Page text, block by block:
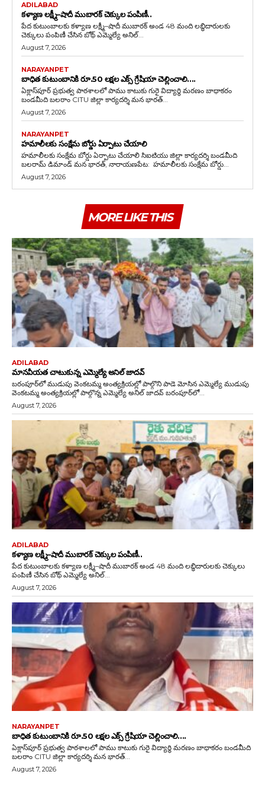
ADILABAD
కళ్యాణ లక్ష్మీ–షాదీ ముబారక్ చెక్కుల పంపిణీ..
పేద కుటుంబాలకు కళ్యాణ లక్ష్మీ–షాదీ ముబారక్ అండ 48 మంది లబ్ధిదారులకు
చెక్కులు పంపిణీ చేసిన బోథ్ ఎమ్మెల్యే అనిల్...
August 7, 2026
NARAYANPET
బాధిత కుటుంబానికి రూ.50 లక్షల ఎక్స్ గ్రేషియా చెల్లించాలి….
ఏక్లాస్‌పూర్ ప్రభుత్వ పాఠశాలలో పాము కాటుకు గురై విద్యార్థి మరణం బాధాకరం
బండమీది బలరాం CITU జిల్లా కార్యదర్శి మన భారత్...
August 7, 2026
NARAYANPET
హమాలీలకు సంక్షేమ బోర్డు ఏర్పాటు చేయాలి
హమాలీలకు సంక్షేమ బోర్డు ఏర్పాటు చేయాలి సిఐటియు జిల్లా కార్యదర్శి బండమీది
బలరామ్ డిమాండ్ మన భారత్, నారాయణపేట: హమాలీలకు సంక్షేమ బోర్డు...
August 7, 2026
MORE LIKE THIS
ADILABAD
మానవీయత చాటుకున్న ఎమ్మెల్యే అనిల్ జాదవ్
బరంపూర్‌లో ముడుపు వెంకటమ్మ అంత్యక్రియల్లో పాల్గొని పాడె మోసిన ఎమ్మెల్యే ముడుపు
వెంకటమ్మ అంత్యక్రియల్లో పాల్గొన్న ఎమ్మెల్యే అనిల్ జాదవ్ బరంపూర్‌లో...
August 7, 2026
ADILABAD
కళ్యాణ లక్ష్మీ–షాదీ ముబారక్ చెక్కుల పంపిణీ..
పేద కుటుంబాలకు కళ్యాణ లక్ష్మీ–షాదీ ముబారక్ అండ 48 మంది లబ్ధిదారులకు చెక్కులు
పంపిణీ చేసిన బోథ్ ఎమ్మెల్యే అనిల్...
August 7, 2026
NARAYANPET
బాధిత కుటుంబానికి రూ.50 లక్షల ఎక్స్ గ్రేషియా చెల్లించాలి….
ఏక్లాస్‌పూర్ ప్రభుత్వ పాఠశాలలో పాము కాటుకు గురై విద్యార్థి మరణం బాధాకరం బండమీది
బలరాం CITU జిల్లా కార్యదర్శి మన భారత్...
August 7, 2026